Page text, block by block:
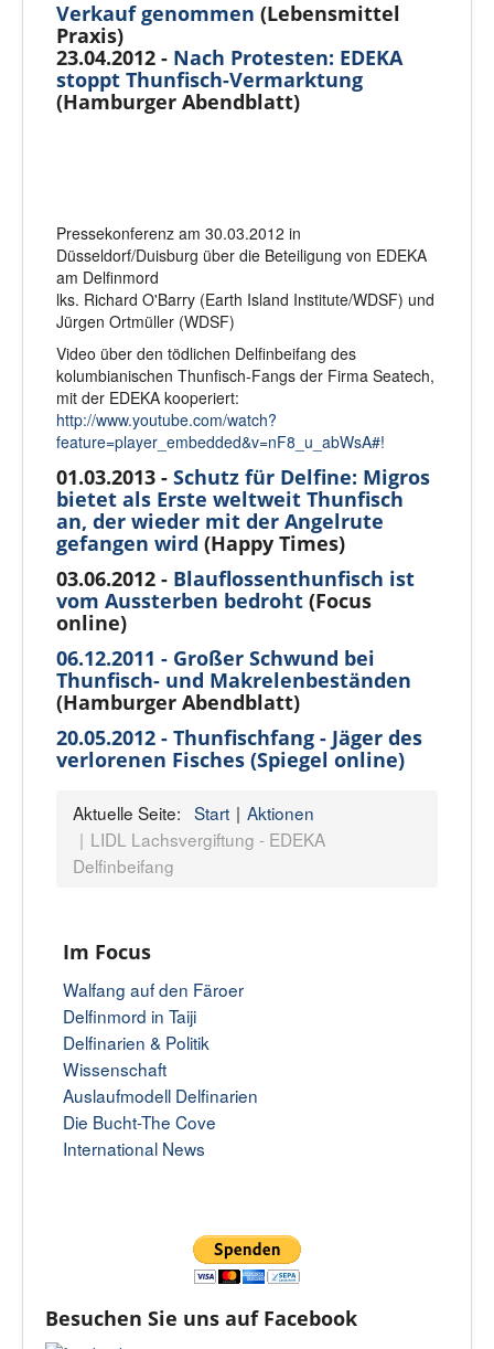
Verkauf genommen (Lebensmittel
Praxis)
23.04.2012 - Nach Protesten: EDEKA
stoppt Thunfisch-Vermarktung
(Hamburger Abendblatt)
Pressekonferenz am 30.03.2012 in
Düsseldorf/Duisburg über die Beteiligung von EDEKA
am Delfinmord
lks. Richard O'Barry (Earth Island Institute/WDSF) und
Jürgen Ortmüller (WDSF)
Video über den tödlichen Delfinbeifang des
kolumbianischen Thunfisch-Fangs der Firma Seatech,
mit der EDEKA kooperiert:
http://www.youtube.com/watch?
feature=player_embedded&v=nF8_u_abWsA#!
01.03.2013 - Schutz für Delfine: Migros
bietet als Erste weltweit Thunfisch
an, der wieder mit der Angelrute
gefangen wird (Happy Times)
03.06.2012 - Blauflossenthunfisch ist
vom Aussterben bedroht (Focus
online)
06.12.2011 - Großer Schwund bei
Thunfisch- und Makrelenbeständen
(Hamburger Abendblatt)
20.05.2012 - Thunfischfang - Jäger des
verlorenen Fisches (Spiegel online)
Aktuelle Seite: Start
Aktionen
LIDL Lachsvergiftung - EDEKA
Delfinbeifang
Im Focus
Walfang auf den Färoer
Delfinmord in Taiji
Delfinarien & Politik
Wissenschaft
Auslaufmodell Delfinarien
Die Bucht-The Cove
International News
Besuchen Sie uns auf Facebook